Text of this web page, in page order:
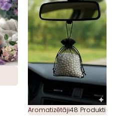
Aromatizētāji48 Produkti